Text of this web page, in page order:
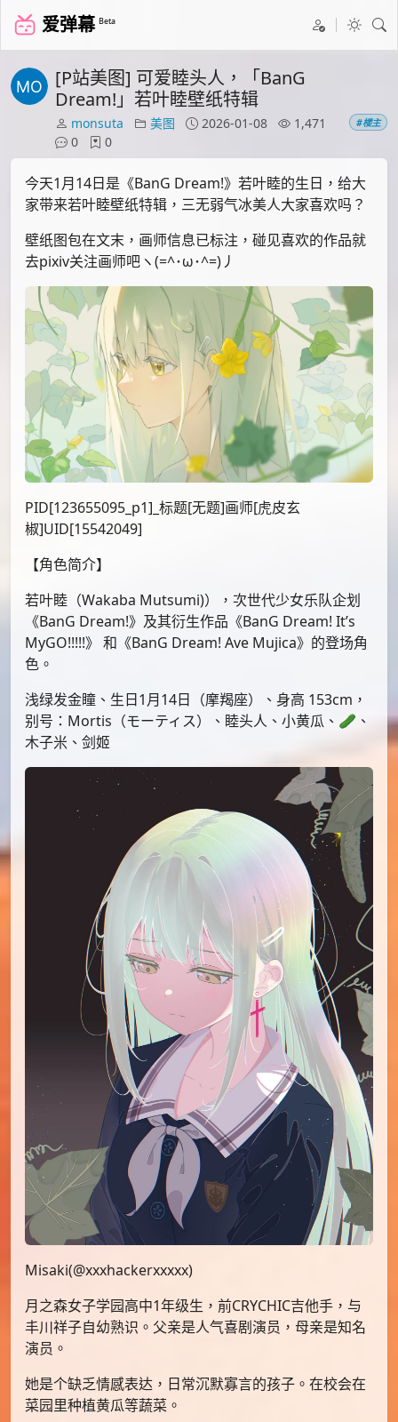
爱弹幕 Beta
[P站美图] 可爱睦头人，「BanG
Dream!」若叶睦壁纸特辑
monsuta 美图 2026-01-08
1,471
0
0
#楼主
今天1月14日是《BanG Dream!》若叶睦的生日，给大
家带来若叶睦壁纸特辑，三无弱气冰美人大家喜欢吗？
壁纸图包在文末，画师信息已标注，碰见喜欢的作品就
去pixiv关注画师吧ヽ(=^･ω･^=)丿
PID[123655095_p1]_标题[无题]画师[虎皮玄
椒]UID[15542049]
【角色简介】
若叶睦（Wakaba Mutsumi)），次世代少女乐队企划
《BanG Dream!》及其衍生作品《BanG Dream! It’s
MyGO!!!!!》 和《BanG Dream! Ave Mujica》的登场角
色。
浅绿发金瞳、生日1月14日（摩羯座）、身高 153cm，
别号：Mortis（モーティス）、睦头人、小黄瓜、🥒、
木子米、剑姬
Misaki(@xxxhackerxxxxx)
月之森女子学园高中1年级生，前CRYCHIC吉他手，与
丰川祥子自幼熟识。父亲是人气喜剧演员，母亲是知名
演员。
她是个缺乏情感表达，日常沉默寡言的孩子。在校会在
菜园里种植黄瓜等蔬菜。